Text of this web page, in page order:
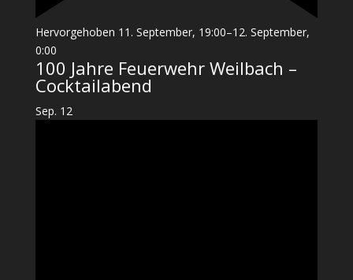
Hervorgehoben 11. September, 19:00–12. September,
0:00
100 Jahre Feuerwehr Weilbach –
Cocktailabend
Sep. 12